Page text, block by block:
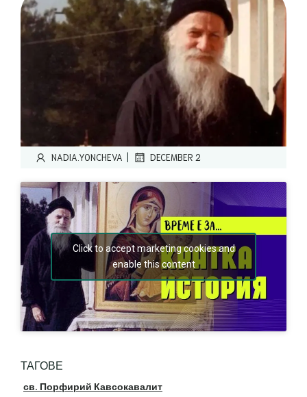
NADIA.YONCHEVA | DECEMBER 2
Click to accept marketing cookies and
enable this content
ТАГОВЕ
св. Порфирий Кавсокавалит